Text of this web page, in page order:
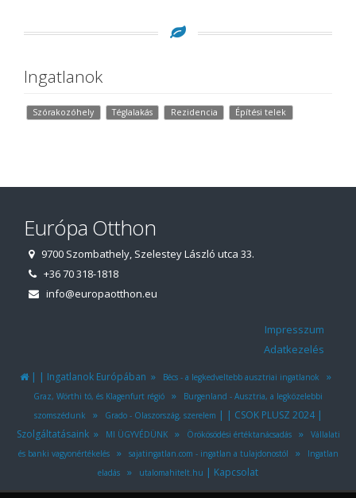
Ingatlanok
Szórakozóhely Téglalakás Rezidencia Építési telek
Európa Otthon
9700 Szombathely, Szelestey László utca 33.
+36 70 318-1818
info@europaotthon.eu
Impresszum
Adatkezelés
| | Ingatlanok Európában » Bécs - a legkedveltebb ausztriai ingatlanok »
Graz, Wörthi tó, és Klagenfurt régió »
Burgenland - Ausztria, a legközelebbi
szomszédunk
» Grado - Olaszország, szerelem | | CSOK PLUSZ 2024|
Szolgáltatásaink» MI ÜGYVÉDÜNK» Örökösödési értéktanácsadás»
Vállalati
és banki vagyonértékelés
» sajatingatlan.com - ingatlan a tulajdonostól »
Ingatlan
eladás
» utalomahitelt.hu | Kapcsolat